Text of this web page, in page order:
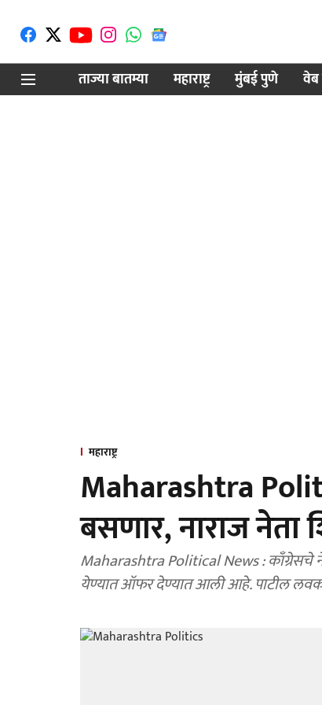
ताज्या बातम्या
महाराष्ट्र मुंबई पुणे वेब
महाराष्ट्र
Maharashtra
बसणार, नाराज नेता
Maharashtra Political News : काँग्रेसचे
येण्यात ऑफर देण्यात आली आहे. पाटील